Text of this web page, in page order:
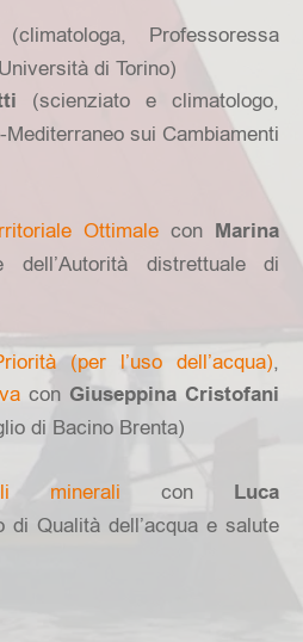
(climatologa, Professoressa
di Torino)
(scienziato e climatologo,
sui Cambiamenti
Ottimale con Marina
dell’Autorità distrettuale di
(per l’uso dell’acqua),
con Giuseppina Cristofani
di Bacino Brenta)
minerali con Luca
di Qualità dell’acqua e salute